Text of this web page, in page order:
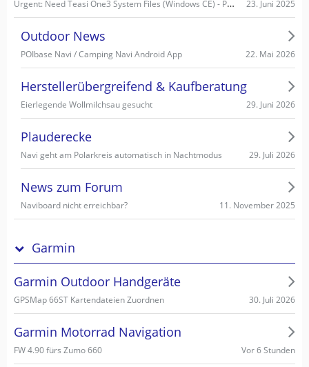
Urgent: Need Teasi One3 System Files (Windows CE) - PC recognizes it as Mass Storage! 23. Juni 2025
Outdoor News
POIbase Navi / Camping Navi Android App 22. Mai 2026
Herstellerübergreifend & Kaufberatung
Eierlegende Wollmilchsau gesucht 29. Juni 2026
Plauderecke
Navi geht am Polarkreis automatisch in Nachtmodus 29. Juli 2026
News zum Forum
Naviboard nicht erreichbar? 11. November 2025
Garmin
Garmin Outdoor Handgeräte
GPSMap 66ST Kartendateien Zuordnen 30. Juli 2026
Garmin Motorrad Navigation
FW 4.90 fürs Zumo 660 Vor 6 Stunden